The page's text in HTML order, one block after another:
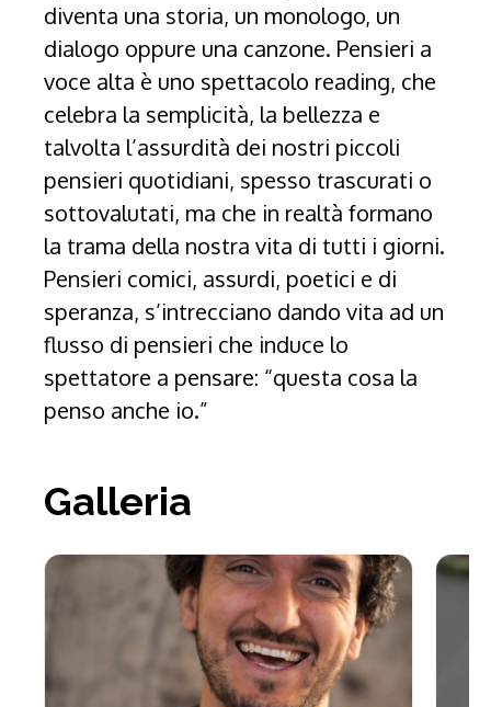
diventa una storia, un monologo, un
dialogo oppure una canzone. Pensieri a
voce alta è uno spettacolo reading, che
celebra la semplicità, la bellezza e
talvolta l’assurdità dei nostri piccoli
pensieri quotidiani, spesso trascurati o
sottovalutati, ma che in realtà formano
la trama della nostra vita di tutti i giorni.
Pensieri comici, assurdi, poetici e di
speranza, s’intrecciano dando vita ad un
flusso di pensieri che induce lo
spettatore a pensare: “questa cosa la
penso anche io.”
Galleria